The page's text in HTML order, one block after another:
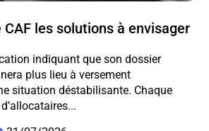
les solutions à envisager
indiquant que son dossier
plus lieu à versement
situation déstabilisante. Chaque